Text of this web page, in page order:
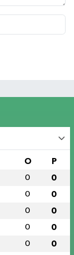
O P
0 0
0 0
0 0
0 0
0 0